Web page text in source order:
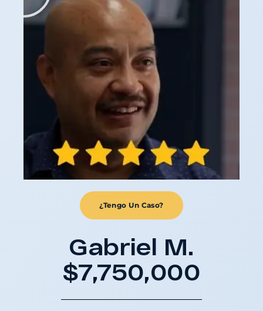
¿Tengo Un Caso?
Gabriel M.
$7,750,000